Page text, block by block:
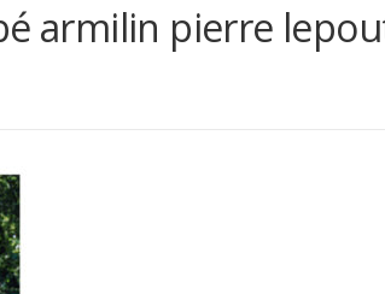
armilin pierre